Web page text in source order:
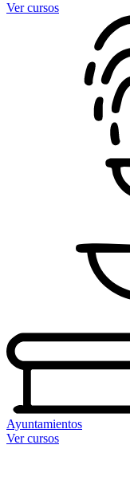
Ver cursos
Ayuntamientos
Ver cursos